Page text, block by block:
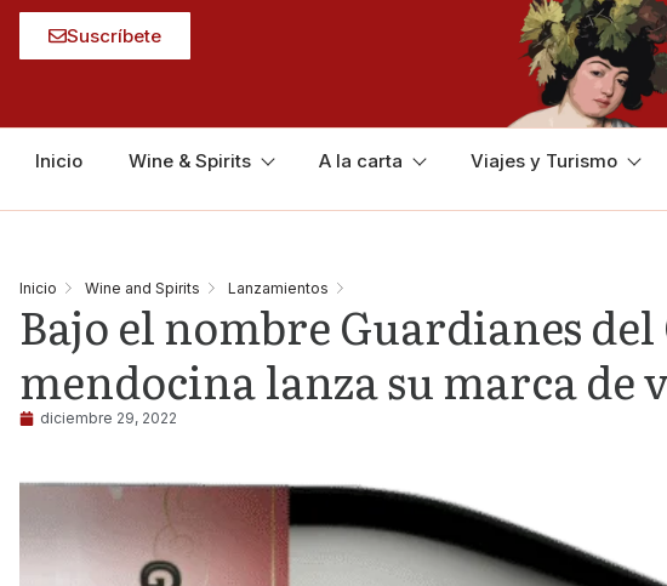
Suscríbete
Inicio Wine & Spirits A la carta Viajes y Turismo
Inicio Wine and Spirits Lanzamientos
Bajo el nombre Guardianes
mendocina lanza su marca de
diciembre 29, 2022